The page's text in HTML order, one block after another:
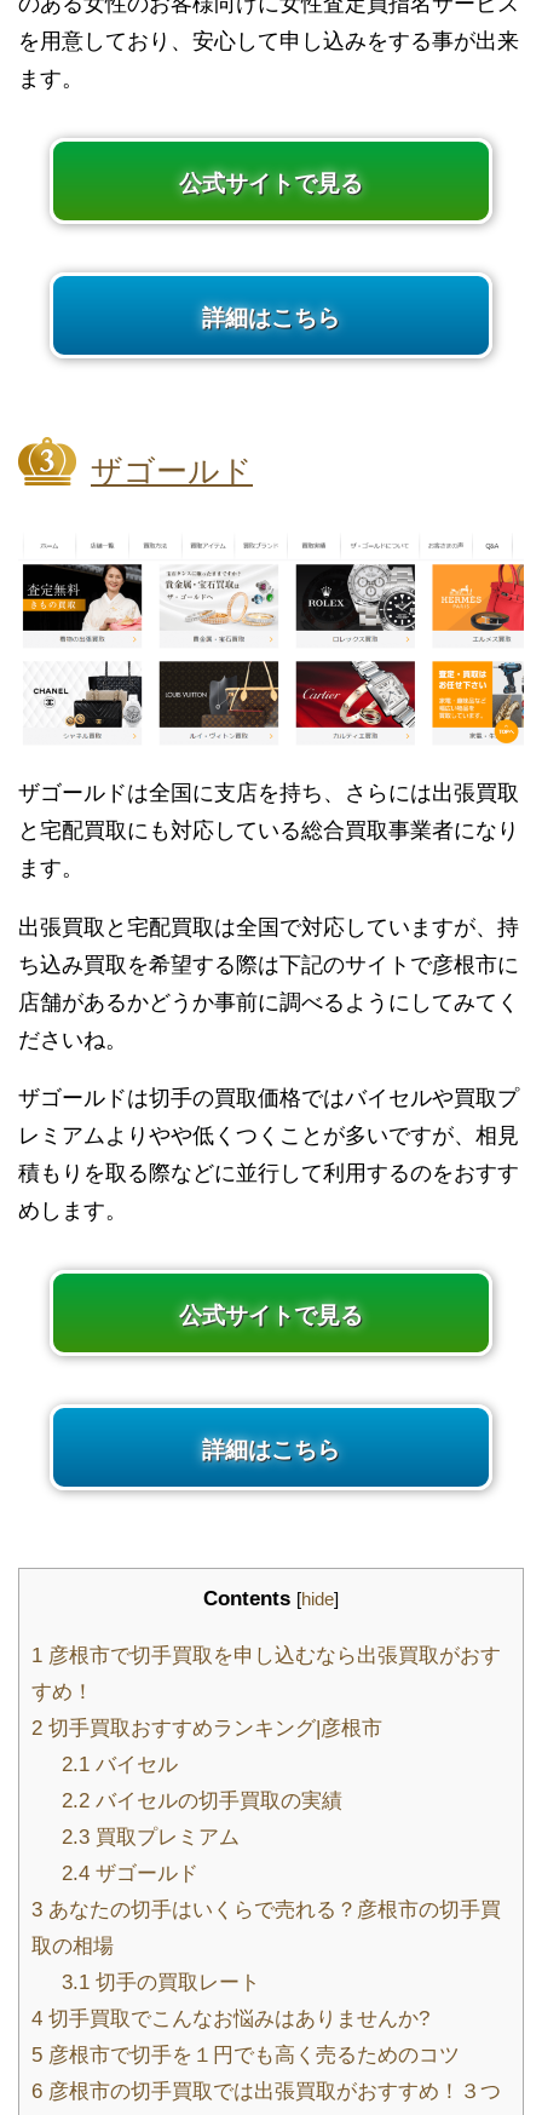
を用意しており、安心して申し込みをする事が出来
ます。
公式サイトで見る
詳細はこちら
ザゴールド
ザゴールドは全国に支店を持ち、さらには出張買取
と宅配買取にも対応している総合買取事業者になり
ます。
出張買取と宅配買取は全国で対応していますが、持
ち込み買取を希望する際は下記のサイトで彦根市に
店舗があるかどうか事前に調べるようにしてみてく
ださいね。
ザゴールドは切手の買取価格ではバイセルや買取プ
レミアムよりやや低くつくことが多いですが、相見
積もりを取る際などに並行して利用するのをおすす
めします。
公式サイトで見る
詳細はこちら
Contents [hide]
1 彦根市で切手買取を申し込むなら出張買取がおす
すめ！
2 切手買取おすすめランキング|彦根市
2.1 バイセル
2.2 バイセルの切手買取の実績
2.3 買取プレミアム
2.4 ザゴールド
3 あなたの切手はいくらで売れる？彦根市の切手買
取の相場
3.1 切手の買取レート
4 切手買取でこんなお悩みはありませんか?
5 彦根市で切手を１円でも高く売るためのコツ
6 彦根市の切手買取では出張買取がおすすめ！３つ